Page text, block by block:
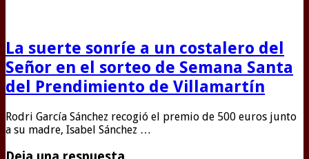
La suerte sonríe a un costalero del
Señor en el sorteo de Semana Santa
del Prendimiento de Villamartín
Rodri García Sánchez recogió el premio de 500 euros junto
a su madre, Isabel Sánchez …